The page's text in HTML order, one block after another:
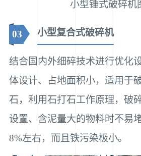
小型锤式破碎机
03 小型复合式破碎机
结合国内外细碎技术进行优化
体设计、占地面积小，适用于
石，利用石打石工作原理，破
设置、含泥量大的物料时不易
8%左右，而且铁污染极小。